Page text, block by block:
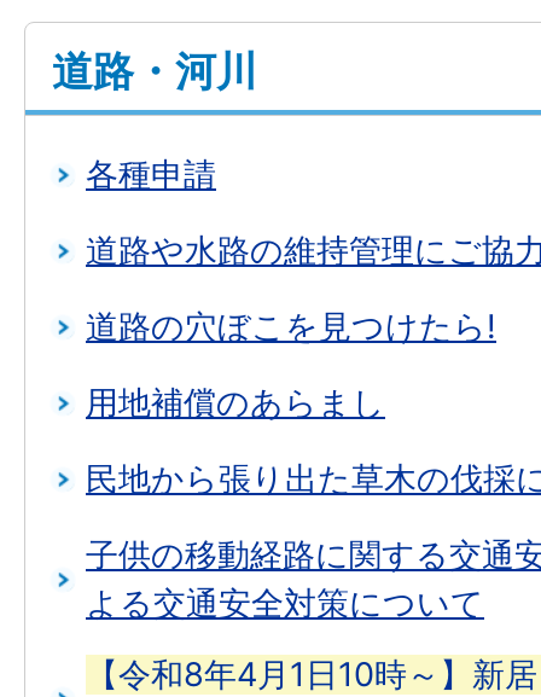
道路・河川
各種申請
道路や水路の維持管理にご協
道路の穴ぼこを見つけたら!
用地補償のあらまし
民地から張り出た草木の伐採
子供の移動経路に関する交通
よる交通安全対策について
【令和8年4月1日10時～】新